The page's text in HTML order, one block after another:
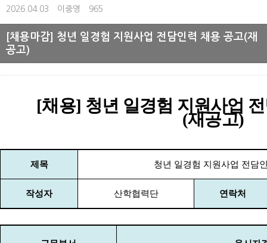
2026.04.03 이중영 965
[채용마감] 청년 일경험 지원사업 전담인력 채용 공고(재
공고)
[채용] 청년 일경험 지원사업
(재공고)
제목 청년 일경험 지원사업 전담
작성자 산학협력단 연락처